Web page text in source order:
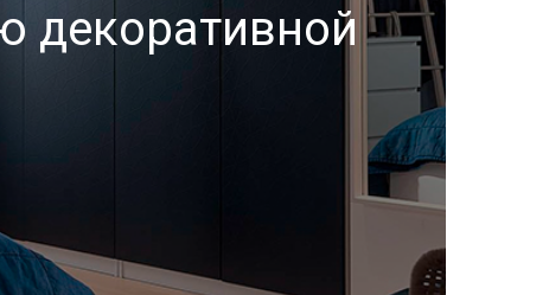
декоративной